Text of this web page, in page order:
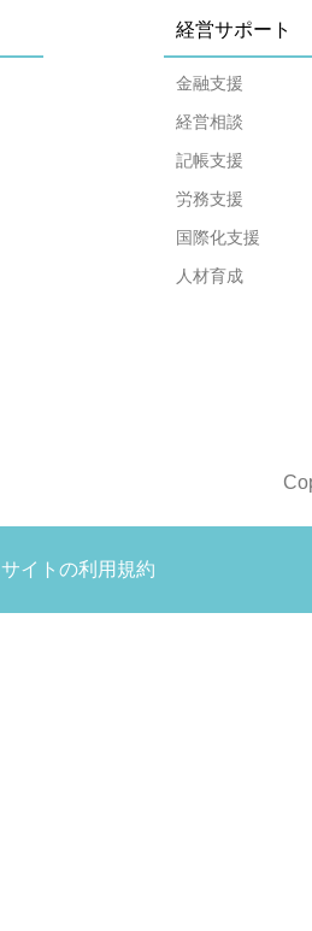
経営サポート
金融支援
経営相談
記帳支援
労務支援
国際化支援
人材育成
サイトの利用規約